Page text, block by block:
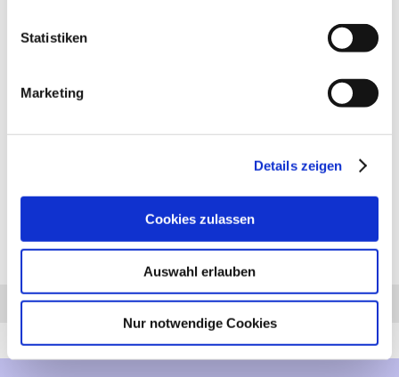
Statistiken
Marketing
Details zeigen
Cookies zulassen
Auswahl erlauben
Nur notwendige Cookies
Subaru
Anfrage Anrufen AHK-Finder